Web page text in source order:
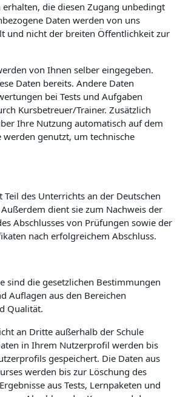
die diesen Zugang unbedingt
Daten werden von uns
und nicht der breiten Öffentlichkeit zur
von Ihnen selber eingegeben.
Daten bereits. Andere Daten
bei Tests und Aufgaben
Kursbetreuer/Trainer. Zusätzlich
Ihre Nutzung automatisch auf dem
werden genutzt, um technische
des Unterrichts an der Deutschen
dient sie zum Nachweis der
Abschlusses von Prüfungen sowie der
nach erfolgreichem Abschluss.
sind die gesetzlichen Bestimmungen
Auflagen aus den Bereichen
Qualität.
an Dritte außerhalb der Schule
in Ihrem Nutzerprofil werden bis
gespeichert. Die Daten aus
werden bis zur Löschung des
aus Tests, Lernpaketen und